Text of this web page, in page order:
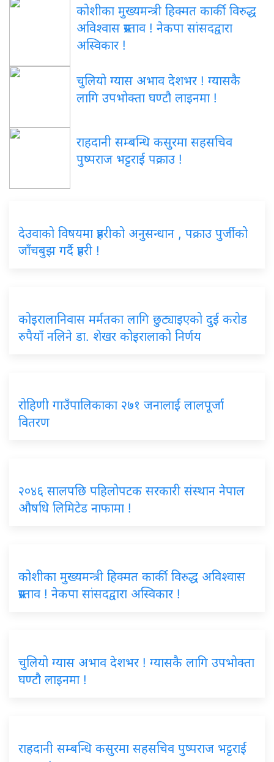
कोशीका मुख्यमन्त्री हिक्मत कार्की विरुद्ध
अविश्वास प्रस्ताव ! नेकपा सांसदद्वारा
अस्विकार !
चुलियो ग्यास अभाव देशभर ! ग्यासकै
लागि उपभोक्ता घण्टौ लाइनमा !
राहदानी सम्बन्धि कसुरमा सहसचिव
पुष्पराज भट्टराई पक्राउ !
देउवाको विषयमा प्रहरीको अनुसन्धान , पक्राउ पुर्जीको
जाँचबुझ गर्दै प्रहरी !
कोइरालानिवास मर्मतका लागि छुट्याइएको दुई करोड
रुपैयाँ नलिने डा. शेखर कोइरालाको निर्णय
रोहिणी गाउँपालिकाका २७१ जनालाई लालपूर्जा
वितरण
२०४६ सालपछि पहिलोपटक सरकारी संस्थान नेपाल
औषधि लिमिटेड नाफामा !
कोशीका मुख्यमन्त्री हिक्मत कार्की विरुद्ध अविश्वास
प्रस्ताव ! नेकपा सांसदद्वारा अस्विकार !
चुलियो ग्यास अभाव देशभर ! ग्यासकै लागि उपभोक्ता
घण्टौ लाइनमा !
राहदानी सम्बन्धि कसुरमा सहसचिव पुष्पराज भट्टराई